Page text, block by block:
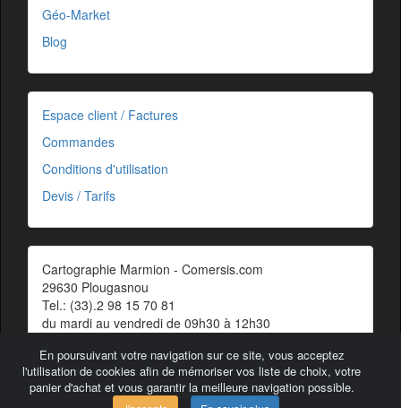
En poursuivant votre navigation sur ce site, vous acceptez
l'utilisation de cookies afin de mémoriser vos liste de choix, votre
panier d'achat et vous garantir la meilleure navigation possible.
Géo-Market
Blog
Espace client / Factures
Commandes
Conditions d'utilisation
Devis / Tarifs
Cartographie Marmion - Comersis.com
29630 Plougasnou
Tel.: (33).2 98 15 70 81
du mardi au vendredi de 09h30 à 12h30
Contact